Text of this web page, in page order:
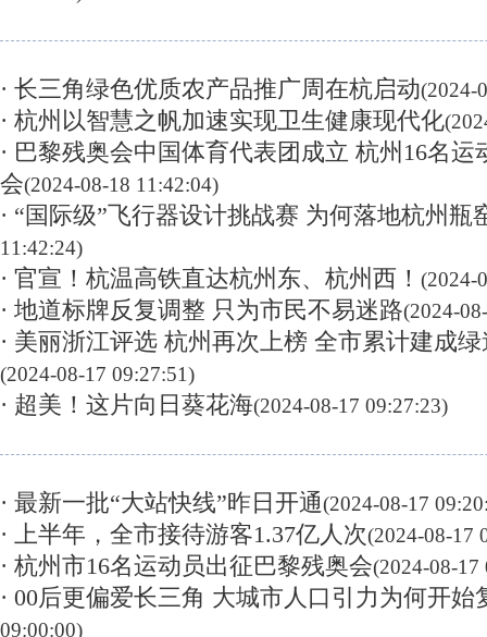
· 长三角绿色优质农产品推广周在杭启动(2024-
· 杭州以智慧之帆加速实现卫生健康现代化
· 巴黎残奥会中国体育代表团成立 杭州16名运
会(2024-08-18 11:42:04)
· “国际级”飞行器设计挑战赛 为何落地杭州瓶
11:42:24)
· 官宣！杭温高铁直达杭州东、杭州西！ (2024-
· 地道标牌反复调整 只为市民不易迷路(2024-
· 美丽浙江评选 杭州再次上榜 全市累计建成
(2024-08-17 09:27:51)
· 超美！这片向日葵花海(2024-08-17 09:27:23)
· 最新一批“大站快线”昨日开通(2024-08-17
· 上半年，全市接待游客1.37亿人次(2024-08-17
· 杭州市16名运动员出征巴黎残奥会(2024-08-17
· 00后更偏爱长三角 大城市人口引力为何开始
09:00:00)